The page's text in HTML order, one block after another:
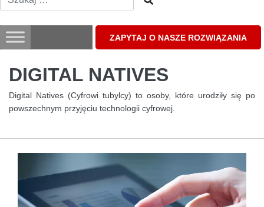
ZAPYTAJ O NASZE ROZWIĄZANIA
DIGITAL NATIVES
Digital Natives (Cyfrowi tubylcy) to osoby, które urodziły się po
powszechnym przyjęciu technologii cyfrowej.